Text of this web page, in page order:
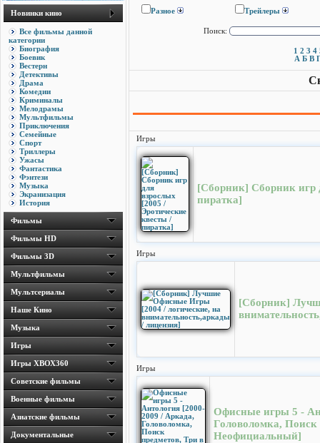
Новинки кино
Все фильмы данной
категории
Биография
Боевик
Вестерн
Детективы
Драма
Комедии
Криминалы
Мелодрамы
Мультфильмы
Приключения
Семейные
Спорт
Триллеры
Ужасы
Фантастика
Фэнтези
Музыка
Экранизация
История
Фильмы
Фильмы HD
Фильмы 3D
Мультфильмы
Мультсериалы
Наше Кино
Музыка
Игры
Игры ХВОХ360
Cоветские фильмы
Военные фильмы
Азиатские фильмы
Документальные
Разное Трейлеры
Поиск:
1 2 3 4
А Б В
Игры
[Сборник] Сборник игр
пиратка]
Игры
[Сборник]
Игры
Офисные игры 5 -
Головоломка, Поиск
Неофициальный]